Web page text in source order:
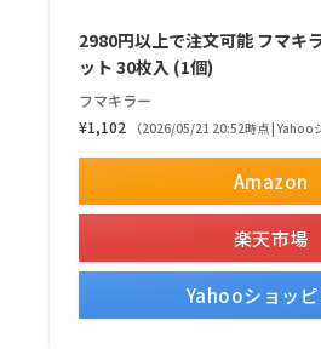
2980円以上で注文可能 フマキ
ット 30枚入 (1個)
フマキラー
¥1,102
（2026/05/21 20:52時点 | Yahoo
Amazon
楽天市場
Yahooショッ